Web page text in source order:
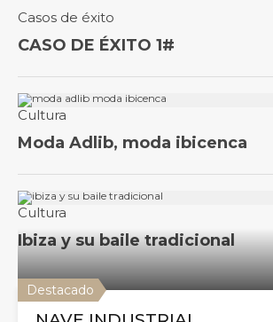
Destacado